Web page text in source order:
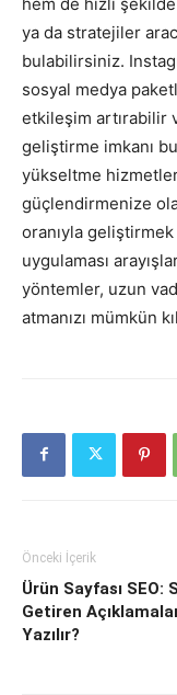
ya da stratejiler
bulabilirsiniz.
sosyal medya
etkileşim artırabilir
geliştirme imkanı
yükseltme
güçlendirmenize
oranıyla
uygulaması
yöntemler, uzun
atmanızı mümkün
Önceki İçerik
Ürün Sayfası SEO:
Getiren
Yazılır?